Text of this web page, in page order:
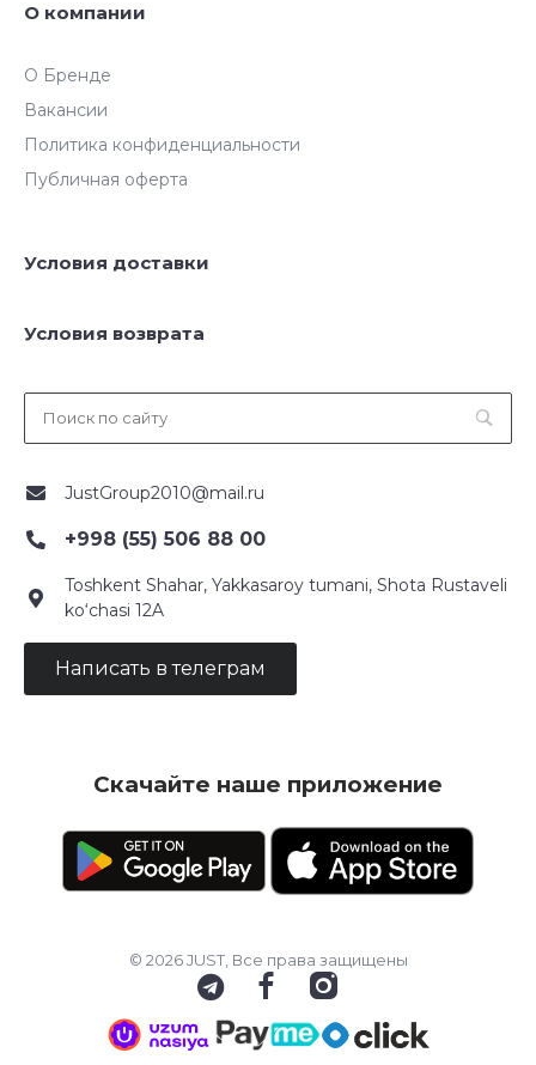
О компании
О Бренде
Вакансии
Политика конфиденциальности
Публичная оферта
Условия доставки
Условия возврата
JustGroup2010@mail.ru
+998 (55) 506 88 00
Toshkent Shahar, Yakkasaroy tumani, Shota Rustaveli
ko‘chasi 12A
Написать в телеграм
Скачайте наше приложение
© 2026 JUST, Все права защищены